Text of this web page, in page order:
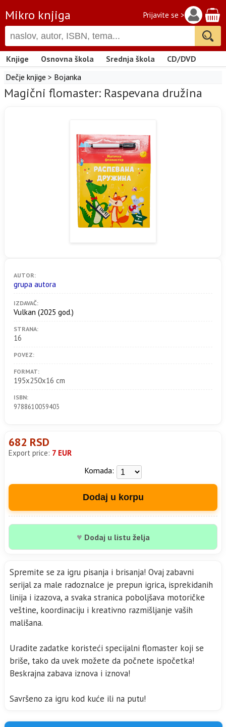
Mikro knjiga Prijavite se >
Knjige Osnovna škola Srednja škola
CD/DVD
Dečje knjige > Bojanka
Magični flomaster: Raspevana družina
AUTOR:
grupa autora
IZDAVAČ:
Vulkan (2025 god.)
STRANA:
16
POVEZ:
FORMAT:
195x250x16 cm
ISBN:
9788610059403
682 RSD
Export price: 7 EUR
Komada:
Dodaj u korpu
♥ Dodaj u listu želja
Spremite se za igru pisanja i brisanja! Ovaj zabavni
serijal za male radoznalce je prepun igrica, isprekidanih
linija i izazova, a svaka stranica poboljšava motoričke
veštine, koordinaciju i kreativno razmišljanje vaših
mališana.
Uradite zadatke koristeći specijalni flomaster koji se
briše, tako da uvek možete da počnete ispočetka!
Beskrajna zabava iznova i iznova!
Savršeno za igru kod kuće ili na putu!